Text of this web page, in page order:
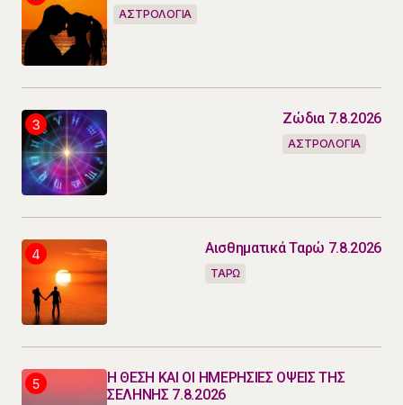
ΑΣΤΡΟΛΟΓΙΑ
Ζώδια 7.8.2026
ΑΣΤΡΟΛΟΓΙΑ
Αισθηματικά Ταρώ 7.8.2026
ΤΑΡΩ
Η ΘΕΣΗ ΚΑΙ ΟΙ ΗΜΕΡΗΣΙΕΣ ΟΨΕΙΣ ΤΗΣ
ΣΕΛΗΝΗΣ 7.8.2026